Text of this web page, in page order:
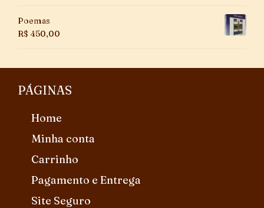
Poemas
R$ 450,00
PÁGINAS
Home
Minha conta
Carrinho
Pagamento e Entrega
Site Seguro